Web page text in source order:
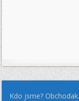
Kdo jsme?